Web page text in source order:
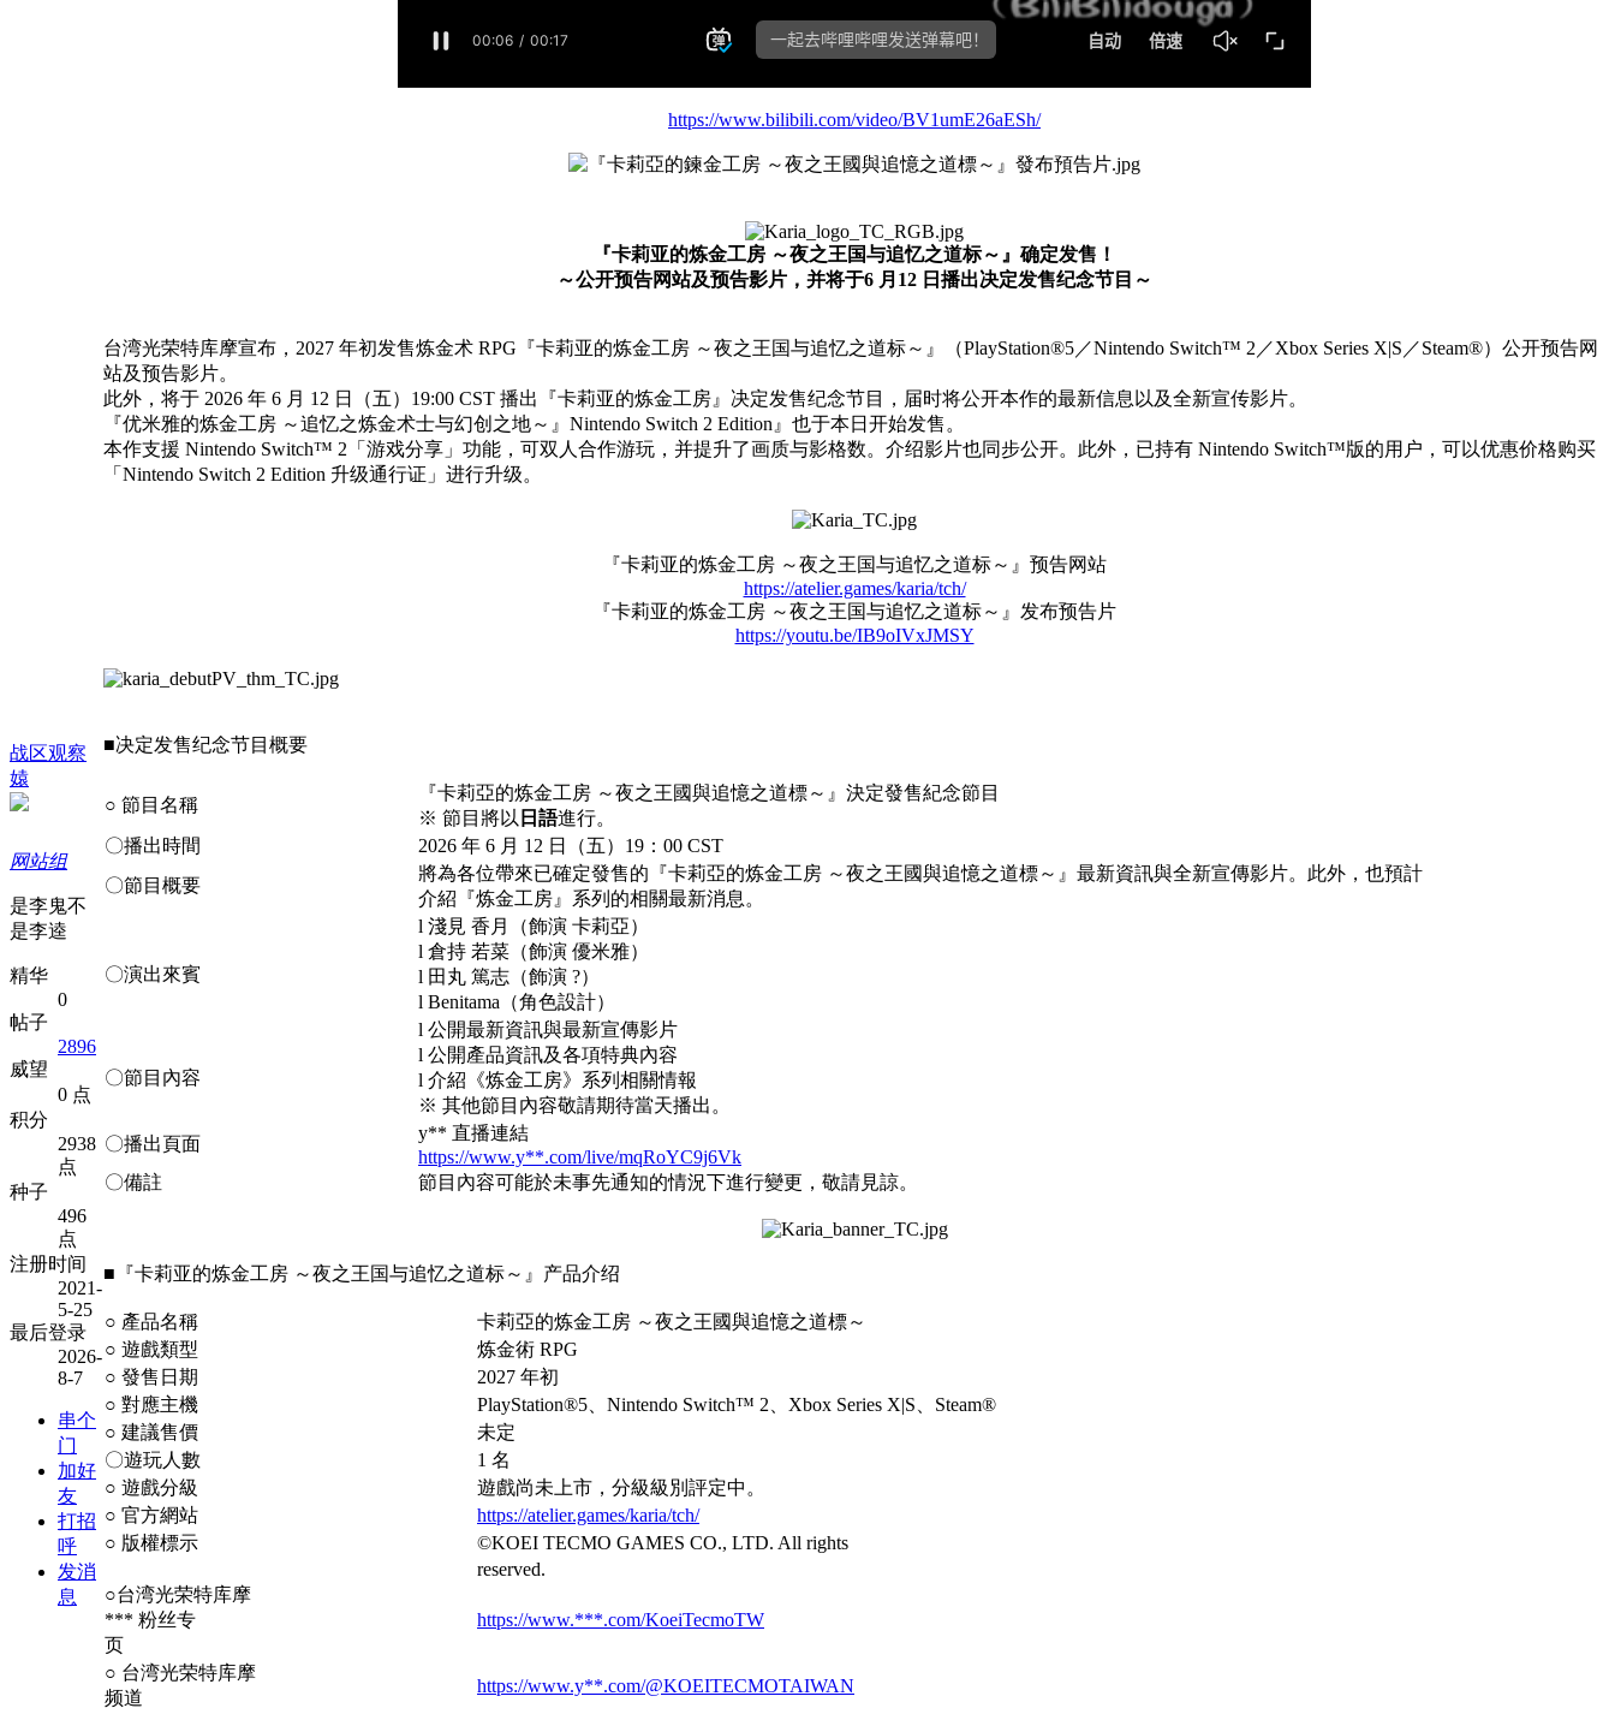
战区观察
媴
网站组
是李鬼不
是李逵
精华
0
帖子
2896
威望
0 点
积分
2938
点
种子
496
点
注册时间
2021-
5-25
最后登录
2026-
8-7
串个
门
加好
友
打招
呼
发消
息
https://www.bilibili.com/video/BV1umE26aESh/
『卡莉亚的炼金工房 ～夜之王国与追忆之道标～』确定发售！
～公开预告网站及预告影片，并将于6 月12 日播出决定发售纪念节目～
台湾光荣特库摩宣布，2027 年初发售炼金术 RPG『卡莉亚的炼金工房 ～夜之王国与追忆之道标～』（PlayStation®5／Nintendo Switch™ 2／Xbox Series X|S／Steam®）公开预告网
站及预告影片。
此外，将于 2026 年 6 月 12 日（五）19:00 CST 播出『卡莉亚的炼金工房』决定发售纪念节目，届时将公开本作的最新信息以及全新宣传影片。
『优米雅的炼金工房 ～追忆之炼金术士与幻创之地～』Nintendo Switch 2 Edition』也于本日开始发售。
本作支援 Nintendo Switch™ 2「游戏分享」功能，可双人合作游玩，并提升了画质与影格数。介绍影片也同步公开。此外，已持有 Nintendo Switch™版的用户，可以优惠价格购买
「Nintendo Switch 2 Edition 升级通行证」进行升级。
『卡莉亚的炼金工房 ～夜之王国与追忆之道标～』预告网站
https://atelier.games/karia/tch/
『卡莉亚的炼金工房 ～夜之王国与追忆之道标～』发布预告片
https://youtu.be/IB9oIVxJMSY
■决定发售纪念节目概要
○ 節目名稱
『卡莉亞的炼金工房 ～夜之王國與追憶之道標～』決定發售紀念節目
※ 節目將以 日語進行。
〇播出時間
2026 年 6 月 12 日（五）19：00 CST
〇節目概要
將為各位帶來已確定發售的『卡莉亞的炼金工房 ～夜之王國與追憶之道標～』最新資訊與全新宣傳影片。此外，也預計
介紹『炼金工房』系列的相關最新消息。
〇演出來賓
l 淺見 香月 （飾演 卡莉亞）
l 倉持 若菜 （飾演 優米雅）
l 田丸 篤志 （飾演 ?）
l Benitama（角色設計）
〇節目內容
l 公開最新資訊與最新宣傳影片
l 公開產品資訊及各項特典內容
l 介紹《炼金工房》系列相關情報
※ 其他節目內容敬請期待當天播出。
〇播出頁面
y** 直播連結
https://www.y**.com/live/mqRoYC9j6Vk
〇備註
節目內容可能於未事先通知的情況下進行變更，敬請見諒。
■『卡莉亚的炼金工房 ～夜之王国与追忆之道标～』产品介绍
○ 產品名稱 卡莉亞的炼金工房 ～夜之王國與追憶之道標～
○ 遊戲類型 炼金術 RPG
○ 發售日期 2027 年初
○ 對應主機 PlayStation®5、Nintendo Switch™ 2、Xbox Series X|S、Steam®
○ 建議售價
未定
〇遊玩人數
1 名
○ 遊戲分級
遊戲尚未上市，分級級別評定中。
○ 官方網站
https://atelier.games/karia/tch/
○ 版權標示
©KOEI TECMO GAMES CO., LTD. All rights
reserved.
○台湾光荣特库摩
*** 粉丝专
页
https://www.***.com/KoeiTecmoTW
○ 台湾光荣特库摩
频道
https://www.y**.com/@KOEITECMOTAIWAN